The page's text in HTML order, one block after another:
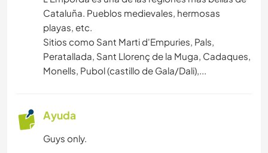
Cataluña. Pueblos medievales, hermosas
playas, etc.
Sitios como Sant Marti d'Empuries, Pals,
Peratallada, Sant Llorenç de la Muga, Cadaques,
Monells, Pubol (castillo de Gala/Dali),...
Ayuda
Guys only.